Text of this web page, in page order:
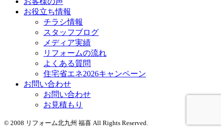
お役立ち情報
チラシ情報
スタッフブログ
メディア実績
リフォームの流れ
よくある質問
住宅省エネ2026キャンペーン
お問い合わせ
お問い合わせ
お見積もり
© 2008 リフォーム北九州 福喜 All Rights Reserved.